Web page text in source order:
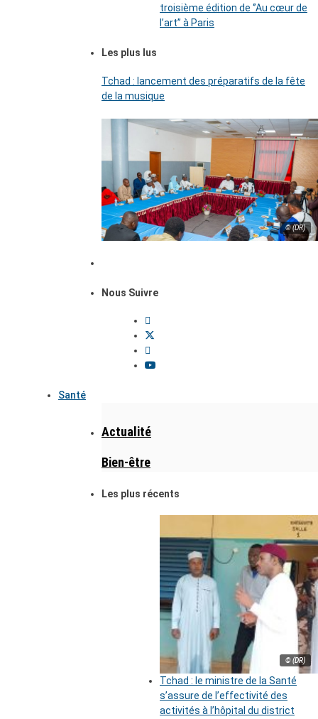
troisième édition de ‘’Au cœur de
l’art’’ à Paris
Les plus lus
Tchad : lancement des préparatifs de la fête
de la musique
© (DR)
Nous Suivre
Santé
Actualité
Bien-être
Les plus récents
© (DR)
Tchad : le ministre de la Santé
s’assure de l’effectivité des
activités à l’hôpital du district